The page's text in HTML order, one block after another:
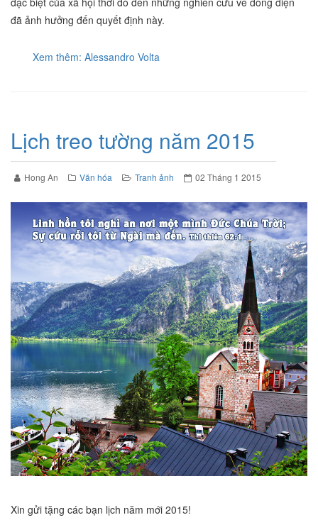
đã ảnh hưởng đến quyết định này.
Xem thêm: Alessandro Volta
Lịch treo tường năm 2015
Hong An Văn hóa Tranh ảnh 02 Tháng 1 2015
Xin gửi tặng các bạn lịch năm mới 2015!